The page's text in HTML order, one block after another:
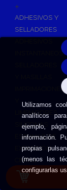
Utilizamos
analíticos
ejemplo,
información.
propias
(menos las
configurarlas
+
ADHESIVOS Y
SELLADORES
INSTANTANEOS
IMPRIMACIONES
LIMPIADORES
SILICONAS
ESPUMAS DE
EXPANSIÓN
CINTAS
ADHESIVAS
HERRAMIENTAS